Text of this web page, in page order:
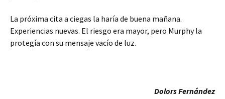
La próxima cita a ciegas la haría de buena mañana.
Experiencias nuevas. El riesgo era mayor, pero Murphy la
protegía con su mensaje vacío de luz.
Dolors Fernández